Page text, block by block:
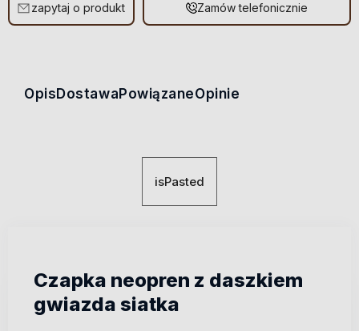
zapytaj o produkt Zamów telefonicznie
Opis Dostawa PowiązaneOpinie
isPasted
Czapka neopren z daszkiem
gwiazda siatka